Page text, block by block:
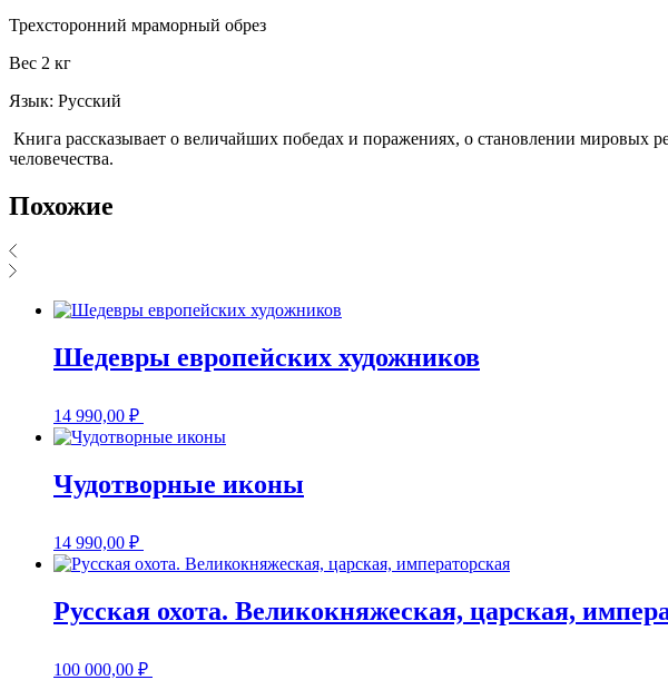
Трехсторонний мраморный обрез
Вес 2 кг
Язык: Русский
Книга рассказывает о величайших победах и поражениях, о становлении мировых
человечества.
Похожие
Шедевры европейских художников
14 990,00 ₽
Чудотворные иконы
14 990,00 ₽
Русская охота. Великокняжеская, царская,
100 000,00 ₽